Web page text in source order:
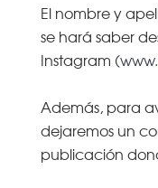
El nombre y
se hará saber
Instagram (
Además, para
dejaremos un
publicación